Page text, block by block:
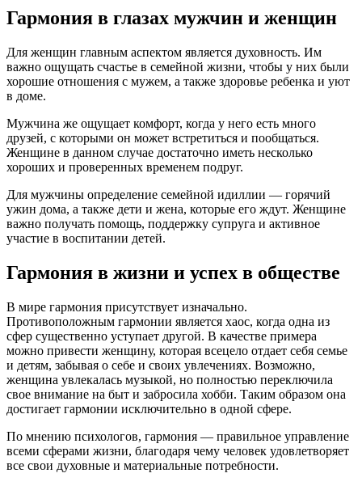
Гармония в глазах мужчин и женщин
Для женщин главным аспектом является духовность. Им
важно ощущать счастье в семейной жизни, чтобы у них были
хорошие отношения с мужем, а также здоровье ребенка и уют
в доме.
Мужчина же ощущает комфорт, когда у него есть много
друзей, с которыми он может встретиться и пообщаться.
Женщине в данном случае достаточно иметь несколько
хороших и проверенных временем подруг.
Для мужчины определение семейной идиллии — горячий
ужин дома, а также дети и жена, которые его ждут. Женщине
важно получать помощь, поддержку супруга и активное
участие в воспитании детей.
Гармония в жизни и успех в обществе
В мире гармония присутствует изначально.
Противоположным гармонии является хаос, когда одна из
сфер существенно уступает другой. В качестве примера
можно привести женщину, которая всецело отдает себя семье
и детям, забывая о себе и своих увлечениях. Возможно,
женщина увлекалась музыкой, но полностью переключила
свое внимание на быт и забросила хобби. Таким образом она
достигает гармонии исключительно в одной сфере.
По мнению психологов, гармония — правильное управление
всеми сферами жизни, благодаря чему человек удовлетворяет
все свои духовные и материальные потребности.